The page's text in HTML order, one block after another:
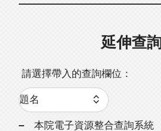
延伸查詢
請選擇帶入的查詢欄位：
本院電子資源整合查詢系統